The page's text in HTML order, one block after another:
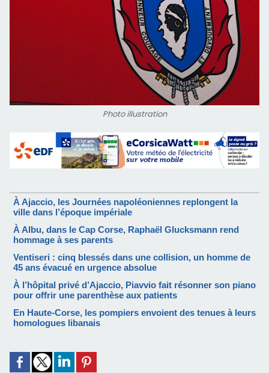
Photo illustration
À Ajaccio, les Journées napoléoniennes replongent la
ville dans l’époque impériale
À Albu, dans le Cap Corse, Raphaël Glucksmann rend
hommage à ses parents
Ventiseri : cinq blessés dans une collision, un homme de
45 ans évacué en urgence absolue
À l’hôpital privé d’Ajaccio, Piavvio fait résonner son piano
pour offrir une parenthèse aux patients
En Haute-Corse, les pompiers envoient des tenues à leurs
homologues libanais